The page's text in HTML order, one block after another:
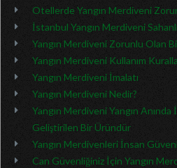
Otellerde Yangın Merdiveni
İstanbul Yangın Merdiveni
Yangın Merdiveni Zorunlu Olan
Yangın Merdiveni Kullanım
Yangın Merdiveni İmalatı
Yangın Merdiveni Nedir?
Yangın Merdiveni Yangın
Geliştirilen Bir Üründür
Yangın Merdivenleri İnsan
Can Güvenliğiniz İçin Yangın